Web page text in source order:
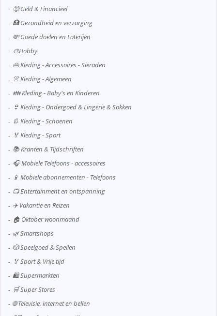
🤑 Geld & Financieel
🏥 Gezondheid en verzorging
💸 Goede doelen en Loterijen
🎨Hobby
👜 Kleding - Accessoires - Sieraden
👚 Kleding - Algemeen
👪 Kleding - Baby's en Kinderen
👙 Kleding - Ondergoed & Lingerie & Sokken
👢 Kleding - Schoenen
🏅 Kleding - Sport
📚 Kranten & Tijdschriften
🎧 Mobiele Telefoons - accessoires
📱 Mobiele abonnementen - Telefoons
📺 Entertainment en ontspanning
✈️ Vakantie en Reizen
🏠 Oktober woonmaand
🌿 Smartshops
🎲 Speelgoed & Spellen
🏅 Sport & Vrije tijd
🛍️ Supermarkten
🛒 Super Stores
🌐 Televisie, internet en bellen